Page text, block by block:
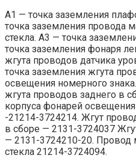
А1 — точка заземления
точка заземления провода
стекла. A3 — точка
точка заземления фонаря
жгута проводов датчика
точка заземления жгута
освещения номерного
жгута проводов заднего в
корпуса фонарей
-21214-3724214. Жгут
в сборе — 2131-3724037
— 2131-3724210-20. Провод
стекла 21214-3724094.